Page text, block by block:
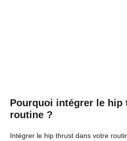
Pourquoi intégrer le hip
routine ?
Intégrer le hip thrust dans votre